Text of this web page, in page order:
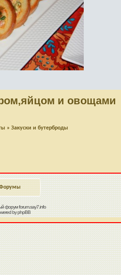
и овощами
» Закуски и бутерброды
форумforum.say7.info
byphpBB